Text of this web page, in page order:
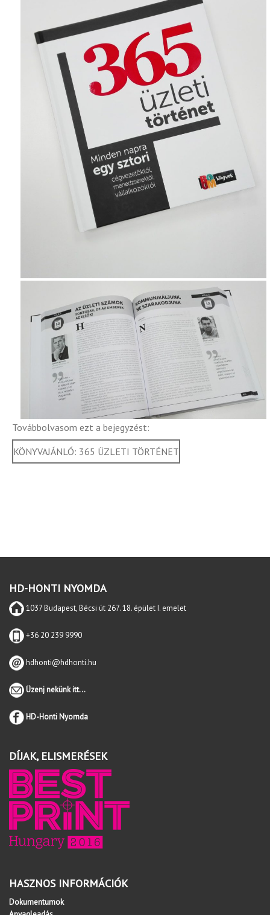
Továbbolvasom ezt a bejegyzést:
KÖNYVAJÁNLÓ: 365 ÜZLETI TÖRTÉNET
HD-HONTI NYOMDA
1037 Budapest, Bécsi út 267. 18. épület I. emelet
+36 20 239 9990
hdhonti@hdhonti.hu
Üzenj nekünk itt...
HD-Honti Nyomda
DÍJAK, ELISMERÉSEK
HASZNOS INFORMÁCIÓK
Dokumentumok